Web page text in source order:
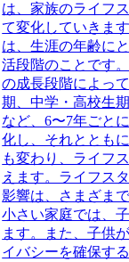
は、家族のライフ
て変化していきま
は、生涯の年齢に
活段階のことです
の成長段階によっ
期、中学・高校生
など、6〜7年ごと
化し、それととも
も変わり、ライフ
えます。ライフス
影響は、さまざま
小さい家庭では、
ます。また、子供
イバシーを確保す